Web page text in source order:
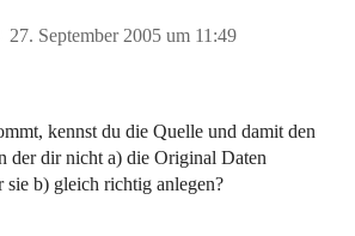
27. September 2005 um 11:49
kennst du die Quelle und damit den
der dir nicht a) die Original Daten
sie b) gleich richtig anlegen?